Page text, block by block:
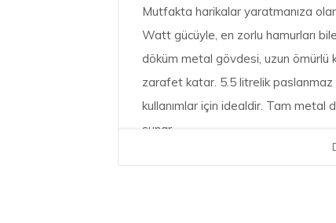
Mutfakta harikalar yaratmanıza
Watt gücüyle, en zorlu hamurları
döküm metal gövdesi, uzun ömürlü
zarafet katar. 5.5 litrelik paslanmaz
kullanımlar için idealdir. Tam metal
sunar.
Leggno Gourmet Pro Stand Mikser,